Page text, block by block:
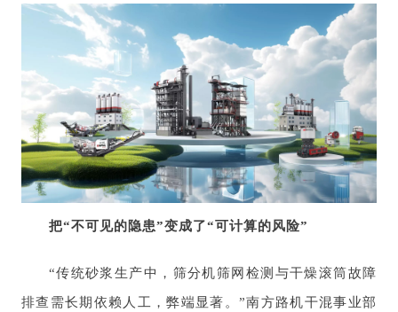
把“不可见的隐患”变成了“可计算的风险”
“传统砂浆生产中，筛分机筛网检测与干燥滚筒故障
排查需长期依赖人工，弊端显著。”南方路机干混事业部